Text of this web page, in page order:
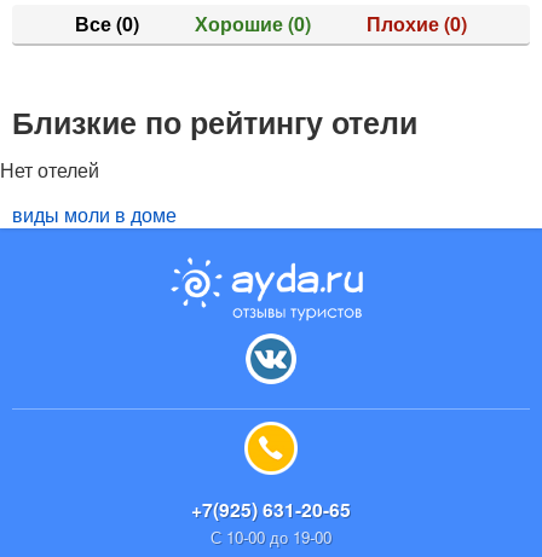
Все(0) Хорошие(0) Плохие(0)
Близкие по рейтингу отели
Нет отелей
виды моли в доме
+7(925) 631-20-65
С 10-00 до 19-00